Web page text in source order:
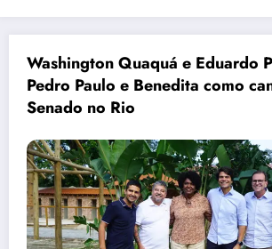
Washington Quaquá e Eduardo
Pedro Paulo e Benedita como
Senado no Rio